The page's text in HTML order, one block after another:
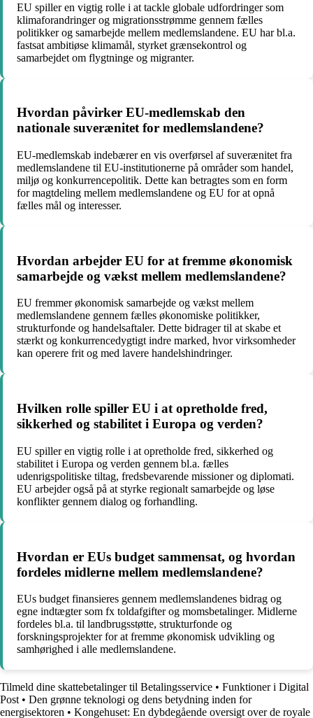
EU spiller en vigtig rolle i at tackle globale udfordringer som
klimaforandringer og migrationsstrømme gennem fælles
politikker og samarbejde mellem medlemslandene. EU har bl.a.
fastsat ambitiøse klimamål, styrket grænsekontrol og
samarbejdet om flygtninge og migranter.
Hvordan påvirker EU-medlemskab den
nationale suverænitet for medlemslandene?
EU-medlemskab indebærer en vis overførsel af suverænitet fra
medlemslandene til EU-institutionerne på områder som handel,
miljø og konkurrencepolitik. Dette kan betragtes som en form
for magtdeling mellem medlemslandene og EU for at opnå
fælles mål og interesser.
Hvordan arbejder EU for at fremme økonomisk
samarbejde og vækst mellem medlemslandene?
EU fremmer økonomisk samarbejde og vækst mellem
medlemslandene gennem fælles økonomiske politikker,
strukturfonde og handelsaftaler. Dette bidrager til at skabe et
stærkt og konkurrencedygtigt indre marked, hvor virksomheder
kan operere frit og med lavere handelshindringer.
Hvilken rolle spiller EU i at opretholde fred,
sikkerhed og stabilitet i Europa og verden?
EU spiller en vigtig rolle i at opretholde fred, sikkerhed og
stabilitet i Europa og verden gennem bl.a. fælles
udenrigspolitiske tiltag, fredsbevarende missioner og diplomati.
EU arbejder også på at styrke regionalt samarbejde og løse
konflikter gennem dialog og forhandling.
Hvordan er EUs budget sammensat, og hvordan
fordeles midlerne mellem medlemslandene?
EUs budget finansieres gennem medlemslandenes bidrag og
egne indtægter som fx toldafgifter og momsbetalinger. Midlerne
fordeles bl.a. til landbrugsstøtte, strukturfonde og
forskningsprojekter for at fremme økonomisk udvikling og
samhørighed i alle medlemslandene.
Tilmeld dine skattebetalinger til Betalingsservice • Funktioner i Digital
Post • Den grønne teknologi og dens betydning inden for
energisektoren • Kongehuset: En dybdegående oversigt over de royale